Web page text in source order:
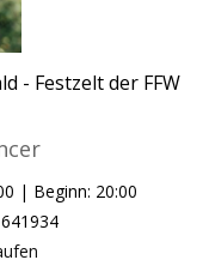
- Festzelt der FFW
| Beginn: 20:00